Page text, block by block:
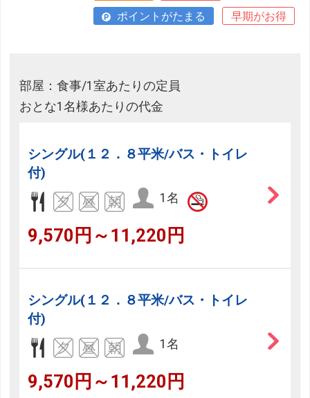
ポイントがたまる
早期がお得
部屋：食事/1室あたりの定員
おとな1名様あたりの代金
シングル(１２．８平米/バス・トイレ
付)
1名
9,570円～11,220円
シングル(１２．８平米/バス・トイレ
付)
1名
9,570円～11,220円